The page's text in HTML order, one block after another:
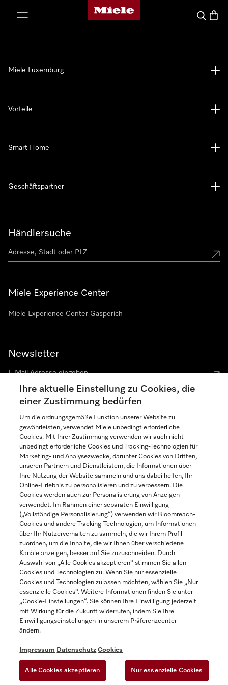
Miele-Homepage
Suche
Händlersuche
Miele Experience Center
Miele Experience Center Gasperich
Newsletter
Sprache
DEUTSCH
Miele Luxemburg
Vorteile
Smart Home
Geschäftspartner
Impressum
AGB
Datenschutz
Nutzungsbedingungen
Gesetzen über digitale Dienste
Cookie-Einstellungen
Miele auf Instagram
Miele auf Youtube
Ihre aktuelle Einstellung zu Cookies, die
einer Zustimmung bedürfen
Um die ordnungsgemäße Funktion unserer Website zu
gewährleisten, verwendet Miele unbedingt erforderliche
Cookies. Mit Ihrer Zustimmung verwenden wir auch nicht
unbedingt erforderliche Cookies und Tracking-Technologien für
Marketing- und Analysezwecke, darunter Cookies von Dritten,
unseren Partnern und Dienstleistern, die Informationen über
Ihre Nutzung der Website sammeln und uns dabei helfen, Ihr
Online-Erlebnis zu personalisieren und zu verbessern. Die
Cookies werden auch zur Personalisierung von Anzeigen
verwendet. Im Rahmen einer separaten Einwilligung
(„Vollständige Personalisierung“) verwenden wir Bloomreach-
Cookies und andere Tracking-Technologien, um Informationen
über Ihr Nutzerverhalten zu sammeln, die wir Ihrem Profil
zuordnen, um die Inhalte, die wir Ihnen über verschiedene
Kanäle anzeigen, besser auf Sie zuzuschneiden. Durch
Auswahl von „Alle Cookies akzeptieren“ stimmen Sie allen
Cookies und Technologien zu. Wenn Sie nur essenzielle
Cookies und Technologien zulassen möchten, wählen Sie „Nur
essenzielle Cookies“. Weitere Informationen finden Sie unter
„Cookie-Einstellungen“. Sie können Ihre Einwilligung jederzeit
mit Wirkung für die Zukunft widerrufen, indem Sie Ihre
Einwilligungseinstellungen in unserem Präferenzcenter
ändern.
Impressum Datenschutz Cookies
Alle Cookies akzeptieren Nur essenzielle Cookies